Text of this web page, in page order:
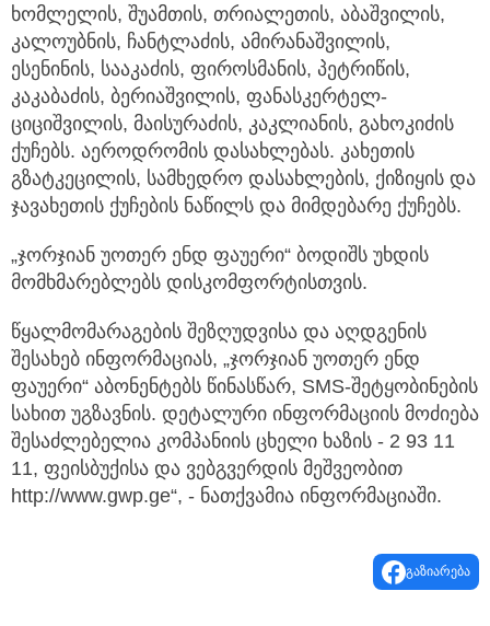
ხომლელის, შუამთის, თრიალეთის, აბაშვილის,
კალოუბნის, ჩანტლაძის, ამირანაშვილის,
ესენინის, სააკაძის, ფიროსმანის, პეტრიწის,
კაკაბაძის, ბერიაშვილის, ფანასკერტელ-
ციციშვილის, მაისურაძის, კაკლიანის, გახოკიძის
ქუჩებს. აეროდრომის დასახლებას. კახეთის
გზატკეცილის, სამხედრო დასახლების, ქიზიყის და
ჯავახეთის ქუჩების ნაწილს და მიმდებარე ქუჩებს.
„ჯორჯიან უოთერ ენდ ფაუერი“ ბოდიშს უხდის
მომხმარებლებს დისკომფორტისთვის.
წყალმომარაგების შეზღუდვისა და აღდგენის
შესახებ ინფორმაციას, „ჯორჯიან უოთერ ენდ
ფაუერი“ აბონენტებს წინასწარ, SMS-შეტყობინების
სახით უგზავნის. დეტალური ინფორმაციის მოძიება
შესაძლებელია კომპანიის ცხელი ხაზის - 2 93 11
11, ფეისბუქისა და ვებგვერდის მეშვეობით
http://www.gwp.ge“, - ნათქვამია ინფორმაციაში.
გაზიარება